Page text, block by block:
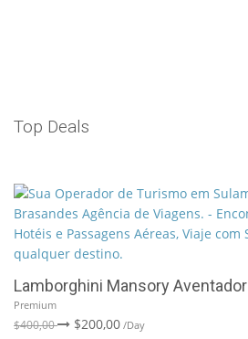
Top Deals
Lamborghini Mansory Aventador
Premium
$400,00 $200,00 /Day